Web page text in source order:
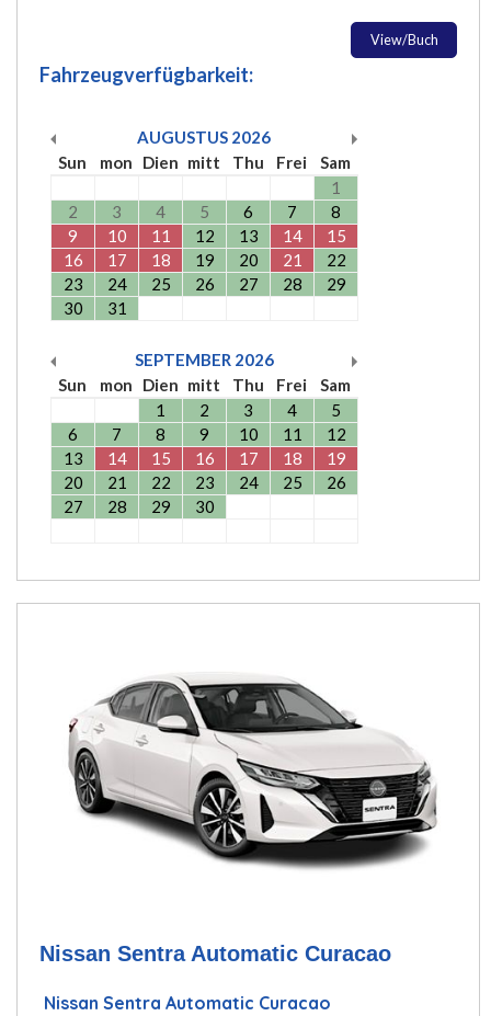
View/Buch
Fahrzeugverfügbarkeit:
AUGUSTUS 2026
Sun
mon Dien mitt Thu Frei
Sam
1
2
3 4 5 6 7
8
9
10 11 12 13 14
15
16
17 18 19 20 21
22
23
24 25 26 27 28
29
30
31
SEPTEMBER 2026
Sun
mon Dien mitt Thu Frei
Sam
1
2 3 4
5
6
7 8 9 10 11
12
13
14 15 16 17 18
19
20
21 22 23 24 25
26
27
28 29 30
Nissan Sentra Automatic Curacao
Nissan Sentra Automatic Curacao